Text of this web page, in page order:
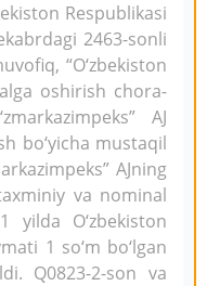
Respublikasi
2463-sonli
“O‘zbekiston
oshirish chora-
AJ
bo‘yicha mustaqil
AJning
va nominal
yilda O‘zbekiston
1 so‘m bo‘lgan
Q0823-2-son va